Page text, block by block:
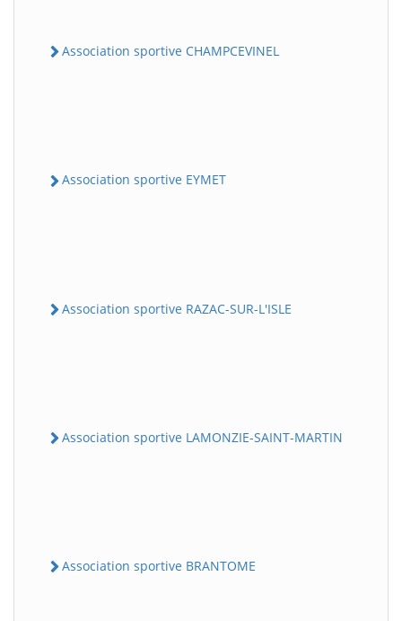
Association sportive CHAMPCEVINEL
Association sportive EYMET
Association sportive RAZAC-SUR-L'ISLE
Association sportive LAMONZIE-SAINT-MARTIN
Association sportive BRANTOME